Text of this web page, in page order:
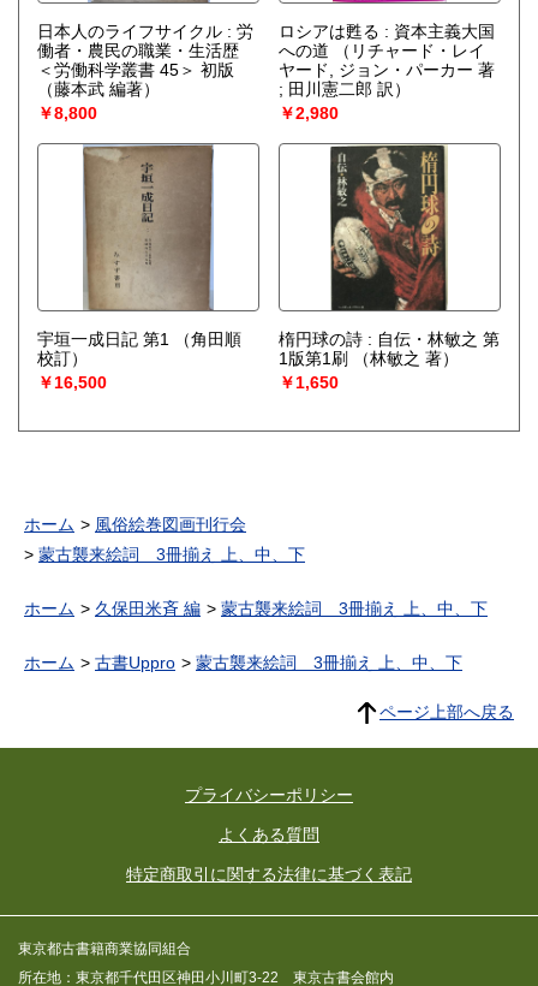
日本人のライフサイクル : 労
働者・農民の職業・生活歴
＜労働科学叢書 45＞ 初版
（藤本武 編著）
￥8,800
ロシアは甦る : 資本主義大国
への道
（リチャード・レイ
ヤード, ジョン・パーカー 著
; 田川憲二郎 訳）
￥2,980
宇垣一成日記 第1
（角田順
校訂）
￥16,500
楕円球の詩 : 自伝・林敏之 第
1版第1刷
（林敏之 著）
￥1,650
ホーム
風俗絵巻図画刊行会
蒙古襲来絵詞 3冊揃え 上、中、下
ホーム 久保田米斉 編 蒙古襲来絵詞 3冊揃え 上、中、下
ホーム 古書Uppro 蒙古襲来絵詞 3冊揃え 上、中、下
ページ上部へ戻る
プライバシーポリシー
よくある質問
特定商取引に関する法律に基づく表記
東京都古書籍商業協同組合
所在地：東京都千代田区神田小川町3-22 東京古書会館内